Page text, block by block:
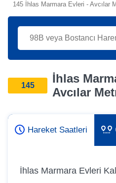
145 İhlas Marmara Evleri - Avcılar
145
İhlas
Avcılar
Hareket Saatleri
İhlas Marmara Evleri